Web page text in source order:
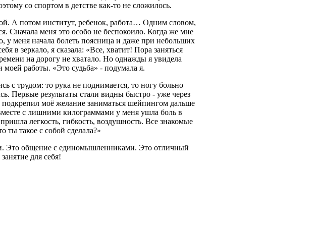
со спортом в детстве как-то не сложилось.
А потом институт, ребенок, работа… Одним словом,
Сначала меня это особо не беспокоило. Когда же мне
у меня начала болеть поясница и даже при небольших
в зеркало, я сказала: «Все, хватит! Пора заняться
на дорогу не хватало. Но однажды я увидела
работы. «Это судьба» - подумала я.
с трудом: то рука не поднимается, то ногу больно
Первые результаты стали видны быстро - уже через
моё желание заниматься шейпингом дальше
с лишними килограммами у меня ушла боль в
легкость, гибкость, воздушность. Все знакомые
ты такое с собой сделала?»
Это общение с единомышленниками. Это отличный
для себя!